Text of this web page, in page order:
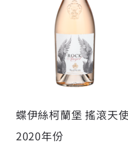
蝶伊絲柯蘭堡 搖滾天
2020年份